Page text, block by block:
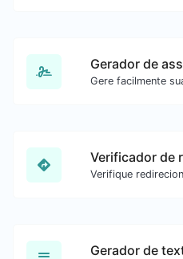
Gerador de
Gerador de